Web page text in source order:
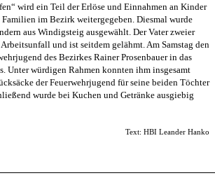
wird ein Teil der Erlöse und Einnahmen an Kinder
im Bezirk weitergegeben. Diesmal wurde
aus Windigsteig ausgewählt. Der Vater zweier
und ist seitdem gelähmt. Am Samstag den
des Bezirkes Rainer Prosenbauer in das
Unter würdigen Rahmen konnten ihm insgesamt
der Feuerwehrjugend für seine beiden Töchter
wurde bei Kuchen und Getränke ausgiebig
Text: HBI Leander Hanko